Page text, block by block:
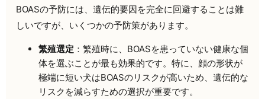
BOASの予防には、遺伝的要因を完全に回避することは難
しいですが、いくつかの予防策があります。
繁殖選定 ：繁殖時に、BOASを患っていない健康な個
体を選ぶことが最も効果的です。特に、顔の形状が
極端に短い犬はBOASのリスクが高いため、遺伝的な
リスクを減らすための選択が重要です。